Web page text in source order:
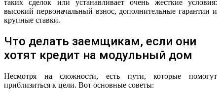
таких сделок или устанавливает очень жесткие условия:
высокий первоначальный взнос, дополнительные гарантии и
крупные ставки.
Что делать заемщикам, если они
хотят кредит на модульный дом
Несмотря на сложности, есть пути, которые помогут
приблизиться к цели. Вот основные советы: